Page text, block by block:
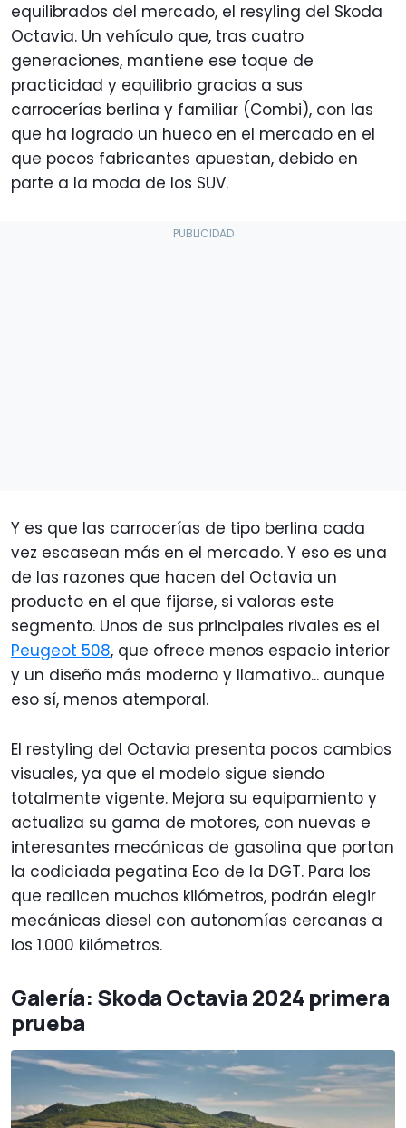
equilibrados del mercado, el resyling del Skoda
Octavia. Un vehículo que, tras cuatro
generaciones, mantiene ese toque de
practicidad y equilibrio gracias a sus
carrocerías berlina y familiar (Combi), con las
que ha logrado un hueco en el mercado en el
que pocos fabricantes apuestan, debido en
parte a la moda de los SUV.
Y es que las carrocerías de tipo berlina cada
vez escasean más en el mercado. Y eso es una
de las razones que hacen del Octavia un
producto en el que fijarse, si valoras este
segmento. Unos de sus principales rivales es el
Peugeot 508, que ofrece menos espacio interior
y un diseño más moderno y llamativo... aunque
eso sí, menos atemporal.
El restyling del Octavia presenta pocos cambios
visuales, ya que el modelo sigue siendo
totalmente vigente. Mejora su equipamiento y
actualiza su gama de motores, con nuevas e
interesantes mecánicas de gasolina que portan
la codiciada pegatina Eco de la DGT. Para los
que realicen muchos kilómetros, podrán elegir
mecánicas diesel con autonomías cercanas a
los 1.000 kilómetros.
Galería: Skoda Octavia 2024 primera
prueba